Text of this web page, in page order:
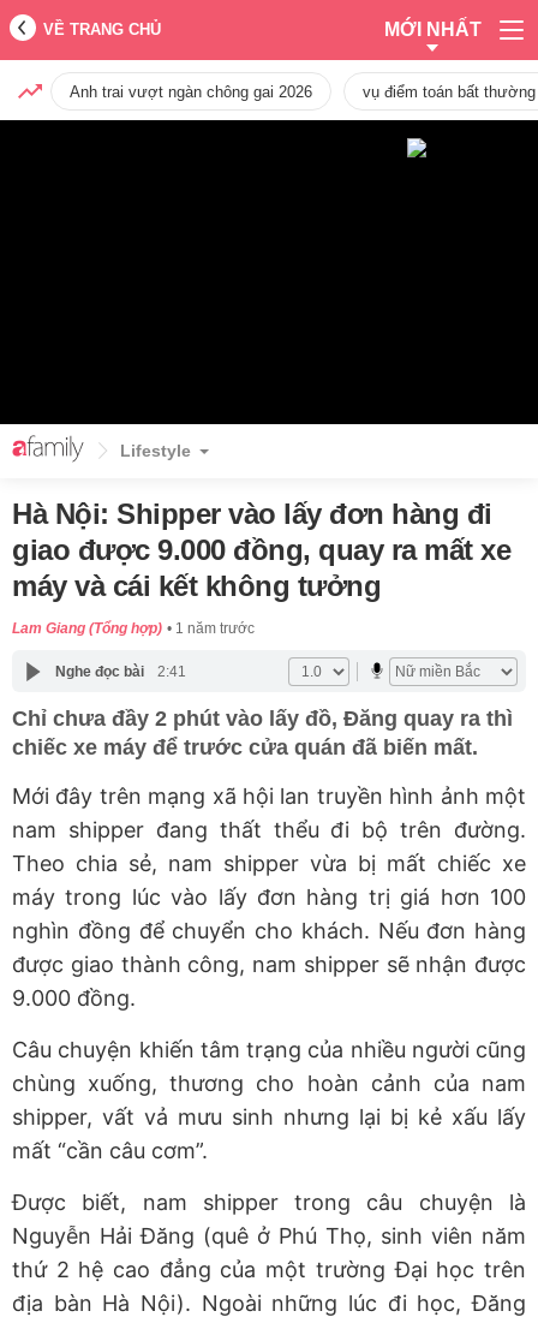
VỀ TRANG CHỦ MỚI NHẤT
Anh trai vượt ngàn chông gai 2026 vụ điểm toán bất
Lifestyle
Hà Nội: Shipper vào lấy đơn hàng đi
giao được 9.000 đồng, quay ra mất xe
máy và cái kết không tưởng
Lam Giang (Tổng hợp) 1 năm trước
Nghe đọc bài 2:41
Chỉ chưa đầy 2 phút vào lấy đồ, Đăng quay ra thì
chiếc xe máy để trước cửa quán đã biến mất.
Mới đây trên mạng xã hội lan truyền hình ảnh một
nam shipper đang thất thểu đi bộ trên đường.
Theo chia sẻ, nam shipper vừa bị mất chiếc xe
máy trong lúc vào lấy đơn hàng trị giá hơn 100
nghìn đồng để chuyển cho khách. Nếu đơn hàng
được giao thành công, nam shipper sẽ nhận được
9.000 đồng.
Câu chuyện khiến tâm trạng của nhiều người cũng
chùng xuống, thương cho hoàn cảnh của nam
shipper, vất vả mưu sinh nhưng lại bị kẻ xấu lấy
mất “cần câu cơm”.
Được biết, nam shipper trong câu chuyện là
Nguyễn Hải Đăng (quê ở Phú Thọ, sinh viên năm
thứ 2 hệ cao đẳng của một trường Đại học trên
địa bàn Hà Nội). Ngoài những lúc đi học, Đăng